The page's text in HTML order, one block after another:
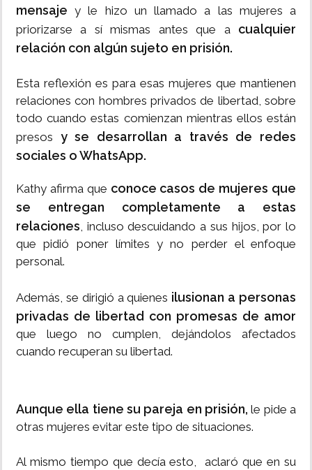
mensaje y le hizo un llamado a las mujeres a
priorizarse a sí mismas antes que a cualquier
relación con algún sujeto en prisión.
Esta reflexión es para esas mujeres que mantienen
relaciones con hombres privados de libertad, sobre
todo cuando estas comienzan mientras ellos están
presos y se desarrollan a través de redes
sociales o WhatsApp.
Kathy afirma que conoce casos de mujeres que
se entregan completamente a estas
relaciones, incluso descuidando a sus hijos, por lo
que pidió poner límites y no perder el enfoque
personal.
Además, se dirigió a quienes ilusionan a personas
privadas de libertad con promesas de amor
que luego no cumplen, dejándolos afectados
cuando recuperan su libertad.
Aunque ella tiene su pareja en prisión, le pide a
otras mujeres evitar este tipo de situaciones.
Al mismo tiempo que decía esto, aclaró que en su